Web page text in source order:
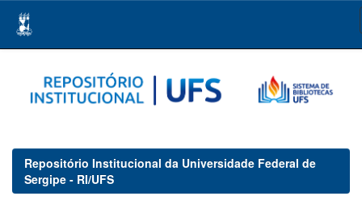
navigation
Repositório Institucional da Universidade Federal de
Sergipe - RI/UFS